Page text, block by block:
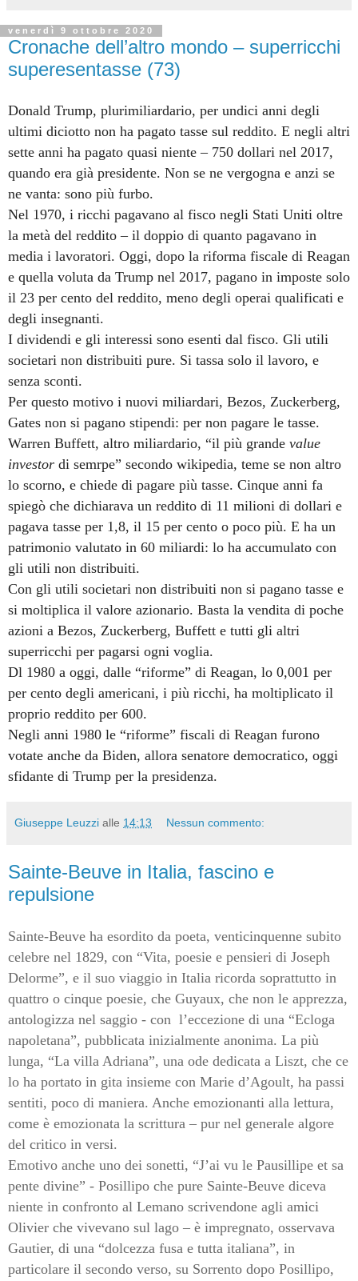
venerdì 9 ottobre 2020
Cronache dell’altro mondo – superricchi
superesentasse (73)
Donald Trump, plurimiliardario, per undici anni degli
ultimi diciotto non ha pagato tasse sul reddito. E negli altri
sette anni ha pagato quasi niente – 750 dollari nel 2017,
quando era già presidente. Non se ne vergogna e anzi se
ne vanta: sono più furbo.
Nel 1970, i ricchi pagavano al fisco negli Stati Uniti oltre
la metà del reddito – il doppio di quanto pagavano in
media i lavoratori. Oggi, dopo la riforma fiscale di Reagan
e quella voluta da Trump nel 2017, pagano in imposte solo
il 23 per cento del reddito, meno degli operai qualificati e
degli insegnanti.
I dividendi e gli interessi sono esenti dal fisco. Gli utili
societari non distribuiti pure. Si tassa solo il lavoro, e
senza sconti.
Per questo motivo i nuovi miliardari, Bezos, Zuckerberg,
Gates non si pagano stipendi: per non pagare le tasse.
Warren Buffett, altro miliardario, “il più grande value
investor di semrpe” secondo wikipedia, teme se non altro
lo scorno, e chiede di pagare più tasse. Cinque anni fa
spiegò che dichiarava un reddito di 11 milioni di dollari e
pagava tasse per 1,8, il 15 per cento o poco più. E ha un
patrimonio valutato in 60 miliardi: lo ha accumulato con
gli utili non distribuiti.
Con gli utili societari non distribuiti non si pagano tasse e
si moltiplica il valore azionario. Basta la vendita di poche
azioni a Bezos, Zuckerberg, Buffett e tutti gli altri
superricchi per pagarsi ogni voglia.
Dl 1980 a oggi, dalle “riforme” di Reagan, lo 0,001 per
per cento degli americani, i più ricchi, ha moltiplicato il
proprio reddito per 600.
Negli anni 1980 le “riforme” fiscali di Reagan furono
votate anche da Biden, allora senatore democratico, oggi
sfidante di Trump per la presidenza.
Giuseppe Leuzzi alle 14:13 Nessun commento:
Sainte-Beuve in Italia, fascino e
repulsione
Sainte-Beuve ha esordito da poeta, venticinquenne subito
celebre nel 1829, con “Vita, poesie e pensieri di Joseph
Delorme”, e il suo viaggio in Italia ricorda soprattutto in
quattro o cinque poesie, che Guyaux, che non le apprezza,
antologizza nel saggio - con l’eccezione di una “Ecloga
napoletana”, pubblicata inizialmente anonima. La più
lunga, “La villa Adriana”, una ode dedicata a Liszt, che ce
lo ha portato in gita insieme con Marie d’Agoult, ha passi
sentiti, poco di maniera. Anche emozionanti alla lettura,
come è emozionata la scrittura – pur nel generale algore
del critico in versi.
Emotivo anche uno dei sonetti, “J’ai vu le Pausillipe et sa
pente divine” - Posillipo che pure Sainte-Beuve diceva
niente in confronto al Lemano scrivendone agli amici
Olivier che vivevano sul lago – è impregnato, osservava
Gautier, di una “dolcezza fusa e tutta italiana”, in
particolare il secondo verso, su Sorrento dopo Posillipo,